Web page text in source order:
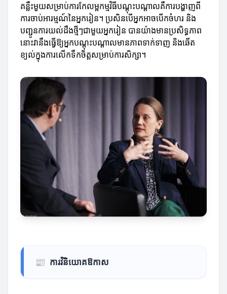
គន្លឹះមួយសម្រាប់ការកែលម្អកម្មវិធីបណ្តុះបណ្តាលគឺការបង្ហាញពី
ការចាប់អារម្មណ៍នៃអ្នករៀន។ ប្រសិនបើអ្នកអាចបើកចំហរ និង
បញ្ជូនការយល់ដឹងថ្មីៗជាមួយអ្នករៀន បានយ៉ាងមានប្រសិទ្ធភាព
នោះវានឹងធ្វើឱ្យអ្នកបណ្តុះបណ្តាលមានភាពទាក់ទាញ និងឆើត
ខ្យល់ក្នុងការលើកទឹកចិត្តសម្រាប់ការសិក្សា។
📰 ការវិនិយោគឱកាស